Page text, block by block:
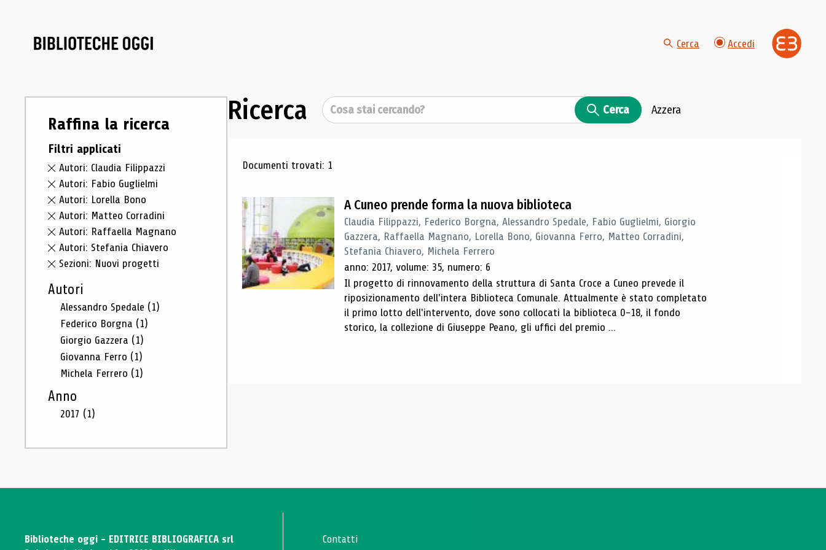
Cerca Accedi
Raffina la ricerca
Filtri applicati
Autori: Claudia Filippazzi
Autori: Fabio Guglielmi
Autori: Lorella Bono
Autori: Matteo Corradini
Autori: Raffaella Magnano
Autori: Stefania Chiavero
Sezioni: Nuovi progetti
Autori
Alessandro Spedale (1)
Federico Borgna (1)
Giorgio Gazzera (1)
Giovanna Ferro (1)
Michela Ferrero (1)
Anno
2017 (1)
Ricerca Cerca Cerca Azzera
Risultati di ricerca
Documenti trovati: 1
A Cuneo prende forma la nuova biblioteca
Claudia Filippazzi, Federico Borgna, Alessandro Spedale, Fabio Guglielmi, Giorgio
Gazzera, Raffaella Magnano, Lorella Bono, Giovanna Ferro, Matteo Corradini,
Stefania Chiavero, Michela Ferrero
anno: 2017, volume: 35, numero: 6
Il progetto di rinnovamento della struttura di Santa Croce a Cuneo prevede il
riposizionamento dell'intera Biblioteca Comunale. Attualmente è stato completato
il primo lotto dell'intervento, dove sono collocati la biblioteca 0-18, il fondo
storico, la collezione di Giuseppe Peano, gli uffici del premio ...
Biblioteche oggi - EDITRICE BIBLIOGRAFICA srl
Contatti